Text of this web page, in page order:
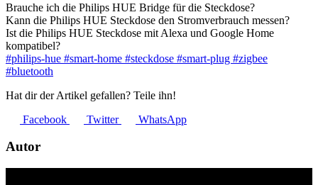
Brauche ich die Philips HUE Bridge für die Steckdose?
Kann die Philips HUE Steckdose den Stromverbrauch messen?
Ist die Philips HUE Steckdose mit Alexa und Google Home
kompatibel?
#philips-hue #smart-home #steckdose #smart-plug #zigbee
#bluetooth
Hat dir der Artikel gefallen? Teile ihn!
Facebook
Twitter WhatsApp
Autor